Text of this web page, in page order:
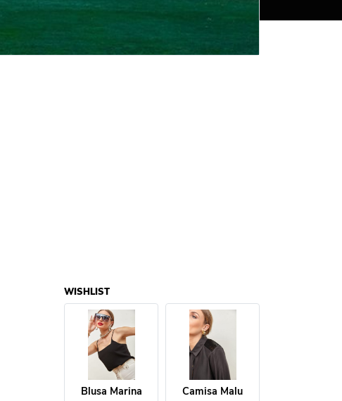
WISHLIST
Blusa Marina Camisa Malu